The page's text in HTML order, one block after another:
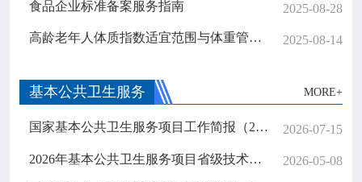
食品企业标准备案服务指南 2025-08-28
高龄老年人体质指数适宜范围与体重管理标准 2025-08-14
基本公共卫生服务 MORE+
国家基本公共卫生服务项目工作简报（2026年第2期） 2026-07-15
2026年基本公共卫生服务项目省级技术指导专家培训班顺利完成 2026-05-08